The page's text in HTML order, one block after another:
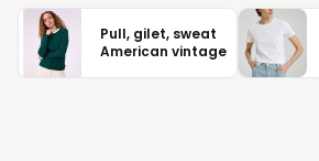
Pull, gilet, sweat
American vintage